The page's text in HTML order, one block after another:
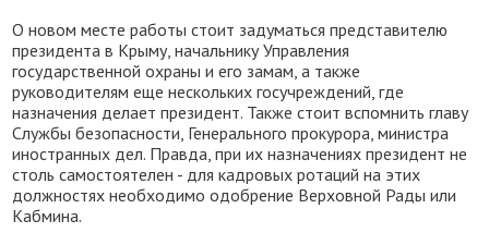
О новом месте работы стоит задуматься представителю
президента в Крыму, начальнику Управления
государственной охраны и его замам, а также
руководителям еще нескольких госучреждений, где
назначения делает президент. Также стоит вспомнить главу
Службы безопасности, Генерального прокурора, министра
иностранных дел. Правда, при их назначениях президент не
столь самостоятелен - для кадровых ротаций на этих
должностях необходимо одобрение Верховной Рады или
Кабмина.